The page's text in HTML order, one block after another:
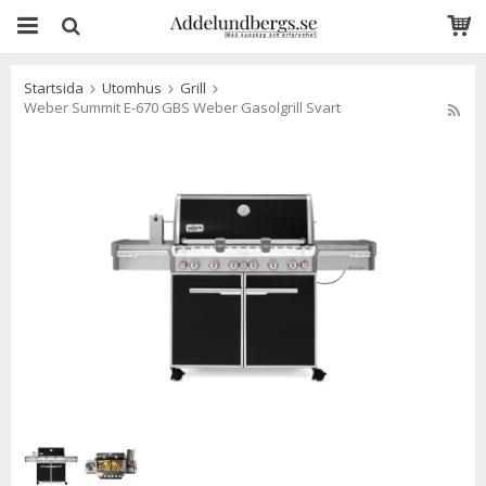
Startsida Utomhus
Grill
Weber Summit E-670 GBS Weber Gasolgrill Svart